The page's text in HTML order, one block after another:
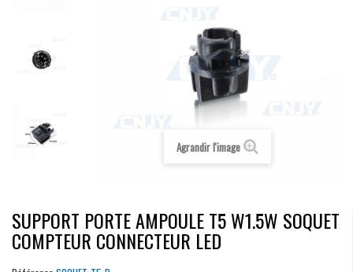
Agrandir l'image
SUPPORT PORTE AMPOULE T5 W1.5W SOQUET
COMPTEUR CONNECTEUR LED